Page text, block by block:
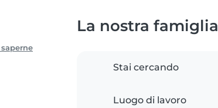
saperne
La nostra famiglia
Stai cercando
Luogo di lavoro